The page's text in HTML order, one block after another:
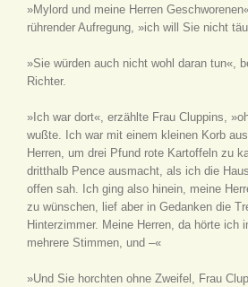
»Mylord und meine Herren
rührender Aufregung, »ich will Sie nicht
»Sie würden auch nicht wohl daran tun«,
Richter.
»Ich war dort«, erzählte Frau Cluppins,
wußte. Ich war mit einem kleinen Korb
Herren, um drei Pfund rote Kartoffeln zu
dritthalb Pence ausmacht, als ich die
offen sah. Ich ging also hinein, meine
zu wünschen, lief aber in Gedanken die
Hinterzimmer. Meine Herren, da hörte ich
mehrere Stimmen, und –«
»Und Sie horchten ohne Zweifel, Frau